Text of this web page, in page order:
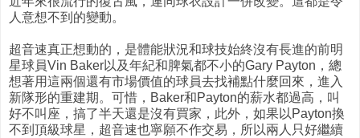
人意想不到的變動。
超音速真正想動的，是體能狀況和球技始終沒有長進的前明
星球員Vin Baker以及年紀和脾氣都不小的Gary Payton，總
想著用這兩個還有市場價值的球員去找補點什麼回來，進入
新隊形的重建期。可惜，Baker和Payton的薪水都過高，叫
好不叫座，搞了半天還是沒有買家，此外，如果以Payton換
不到頂級球星，超音速也寧願不作交易，所以兩人只好繼續